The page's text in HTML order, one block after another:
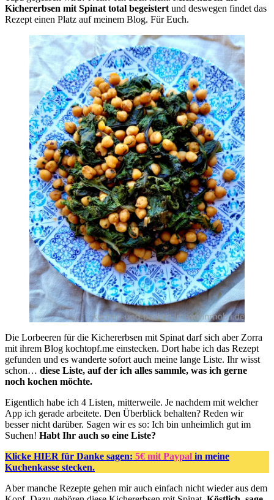
Kichererbsen mit Spinat total begeistert und deswegen findet das
Rezept einen Platz auf meinem Blog. Für Euch.
Die Lorbeeren für die Kichererbsen mit Spinat darf sich aber Zorra
mit ihrem Blog kochtopf.me einstecken. Dort habe ich das Rezept
gefunden und es wanderte sofort auch meine lange Liste. Ihr wisst
schon… diese Liste, auf der ich alles sammle, was ich gerne
noch kochen möchte.
Eigentlich habe ich 4 Listen, mitterweile. Je nachdem mit welcher
App ich gerade arbeitete. Den Überblick behalten? Reden wir
besser nicht darüber. Sagen wir es so: Ich bin unheimlich gut im
Suchen! Habt Ihr auch so eine Liste?
Klicke HIER für Danke sagen: 5€ mit Paypal in meine
Kuchenkasse stecken.
Aber manche Rezepte gehen mir auch einfach nicht wieder aus dem